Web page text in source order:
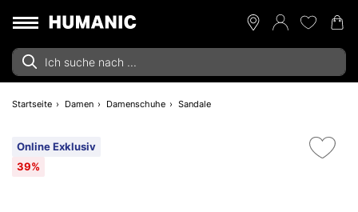
Startseite Damen Damenschuhe Sandale
Online Exklusiv
39%